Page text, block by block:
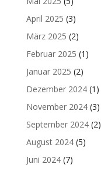
April 2025 (3)
März 2025 (2)
Februar 2025 (1)
Januar 2025 (2)
Dezember 2024(1)
November 2024(3)
September 2024(2)
August 2024(5)
Juni 2024(7)